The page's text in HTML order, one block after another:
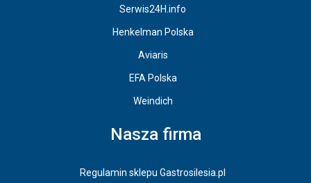
Serwis24H.info
Henkelman Polska
Aviaris
EFA Polska
Weindich
Nasza firma
Regulamin sklepu Gastrosilesia.pl